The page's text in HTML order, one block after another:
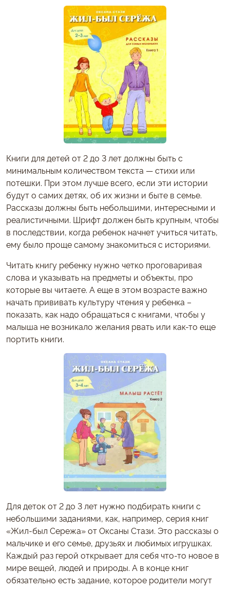
Книги для детей от 2 до 3 лет должны быть с
минимальным количеством текста — стихи или
потешки. При этом лучше всего, если эти истории
будут о самих детях, об их жизни и быте в семье.
Рассказы должны быть небольшими, интересными и
реалистичными. Шрифт должен быть крупным, чтобы
в последствии, когда ребенок начнет учиться читать,
ему было проще самому знакомиться с историями.
Читать книгу ребенку нужно четко проговаривая
слова и указывать на предметы и объекты, про
которые вы читаете. А еще в этом возрасте важно
начать прививать культуру чтения у ребенка –
показать, как надо обращаться с книгами, чтобы у
малыша не возникало желания рвать или как-то еще
портить книги.
Для деток от 2 до 3 лет нужно подбирать книги с
небольшими заданиями, как, например, серия книг
«Жил-был Сережа» от Оксаны Стази. Это рассказы о
мальчике и его семье, друзьях и любимых игрушках.
Каждый раз герой открывает для себя что-то новое в
мире вещей, людей и природы. А в конце книг
обязательно есть задание, которое родители могут